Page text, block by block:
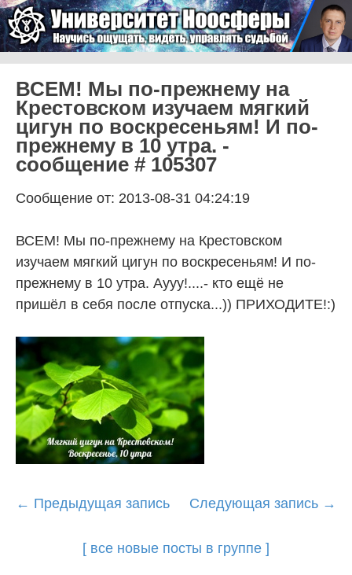
Университет Ноосферы
ВСЕМ! Мы по-прежнему на
Крестовском изучаем мягкий
цигун по воскресеньям! И по-
прежнему в 10 утра. -
сообщение # 105307
Сообщение от: 2013-08-31 04:24:19
ВСЕМ! Мы по-прежнему на Крестовском
изучаем мягкий цигун по воскресеньям! И по-
прежнему в 10 утра. Аууу!....- кто ещё не
пришёл в себя после отпуска...)) ПРИХОДИТЕ!:)
Post
← Предыдущая запись Следующая запись →
[ все новые посты в группе ]